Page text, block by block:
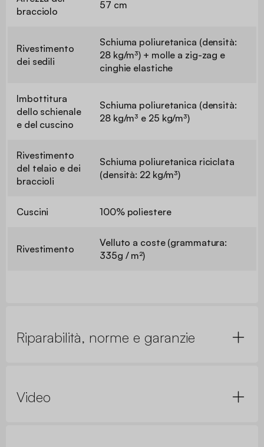
bracciolo
57 cm
Rivestimento
dei sedili
Schiuma poliuretanica (densità:
28 kg/m³) + molle a zig-zag e
cinghie elastiche
Imbottitura
dello schienale
e del cuscino
Schiuma poliuretanica (densità:
28 kg/m³ e 25 kg/m³)
Rivestimento
del telaio e dei
braccioli
Schiuma poliuretanica riciclata
(densità: 22 kg/m³)
Cuscini 100% poliestere
Rivestimento
Velluto a coste (grammatura:
335g / m²)
Riparabilità, norme e garanzie
Video